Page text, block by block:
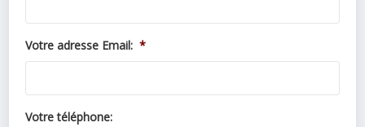
Votre adresse Email: *
Votre téléphone: